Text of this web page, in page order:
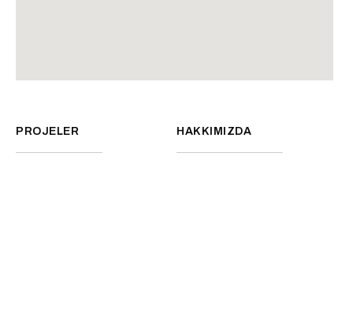
PROJELER HAKKIMIZDA